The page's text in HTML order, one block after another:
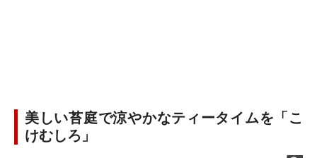
美しい苔庭で涼やかなティータイムを「こ
けむしろ」